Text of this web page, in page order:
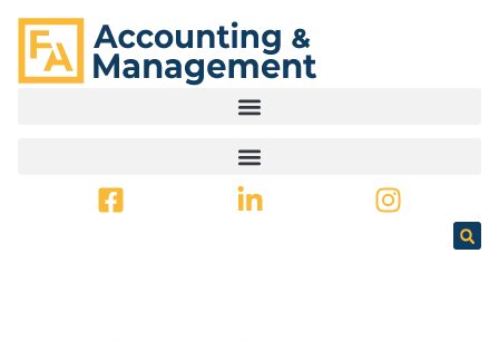
SPRINGEN